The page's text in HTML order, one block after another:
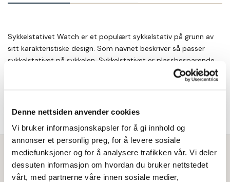
Denne nettsiden anvender cookies
Vi bruker informasjonskapsler for å gi innhold og
annonser et personlig preg, for å levere sosiale
mediefunksjoner og for å analysere trafikken vår. Vi deler
dessuten informasjon om hvordan du bruker nettstedet
vårt, med partnerne våre innen sosiale medier,
Sykkelstativet Watch er et populært sykkelstativ på grunn av
sitt karakteristiske design. Som navnet beskriver så passer
sykkelstativet på sykkelen. Sykkelstativet er plassbesparende
Vi er her for å hjelpe deg